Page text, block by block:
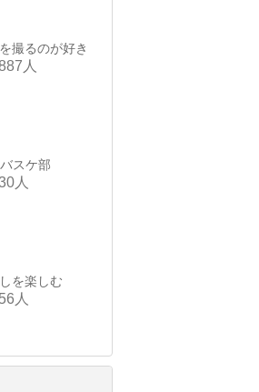
撮るのが好き
人
スケ部
人
を楽しむ
人